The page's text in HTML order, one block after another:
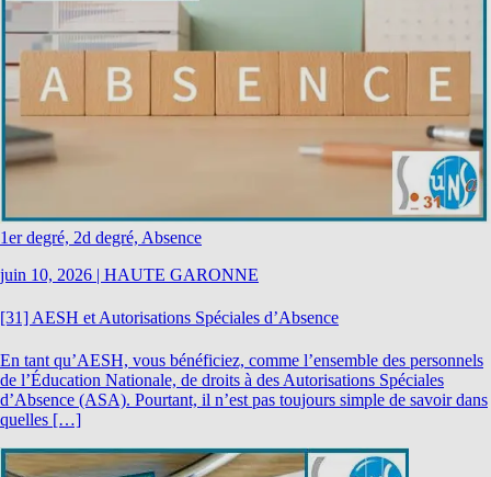
1er degré, 2d degré, Absence
juin 10, 2026 | HAUTE GARONNE
[31] AESH et Autorisations Spéciales d’Absence
En tant qu’AESH, vous bénéficiez, comme l’ensemble des personnels
de l’Éducation Nationale, de droits à des Autorisations Spéciales
d’Absence (ASA). Pourtant, il n’est pas toujours simple de savoir dans
quelles […]